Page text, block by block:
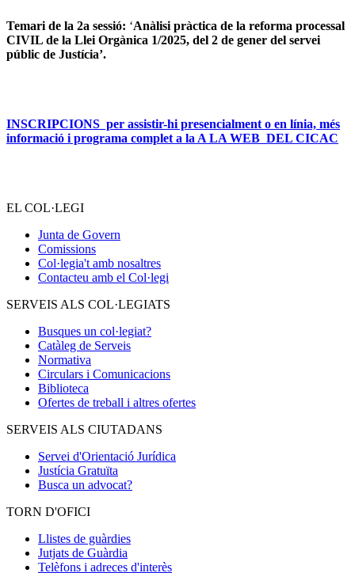
Temari de la 2a sessió: ‘Anàlisi pràctica de la reforma processal
CIVIL de la Llei Orgànica 1/2025, del 2 de gener del servei
públic de Justícia’.
INSCRIPCIONS per assistir-hi presencialment o en línia, més
informació i programa complet a la A LA WEB DEL CICAC
EL COL·LEGI
Junta de Govern
Comissions
Col·legia't amb nosaltres
Contacteu amb el Col·legi
SERVEIS ALS COL·LEGIATS
Busques un col·legiat?
Catàleg de Serveis
Normativa
Circulars i Comunicacions
Biblioteca
Ofertes de treball i altres ofertes
SERVEIS ALS CIUTADANS
Servei d'Orientació Jurídica
Justícia Gratuïta
Busca un advocat?
TORN D'OFICI
Llistes de guàrdies
Jutjats de Guàrdia
Telèfons i adreces d'interès